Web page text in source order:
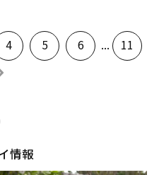
4 5 6 ... 11
情報